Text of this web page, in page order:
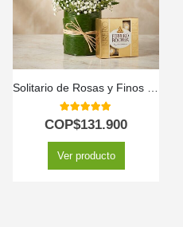
Solitario de Rosas y Finos Bombones MADONNA 🌹
5.00out of 5
COP$131.900
Ver producto